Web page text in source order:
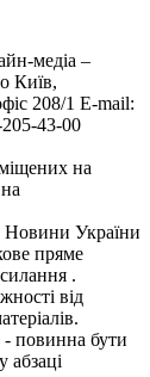
медіа –
Київ,
208/1 E-mail:
43-00
на
Новини України
пряме
.
від
- повинна бути
абзаці